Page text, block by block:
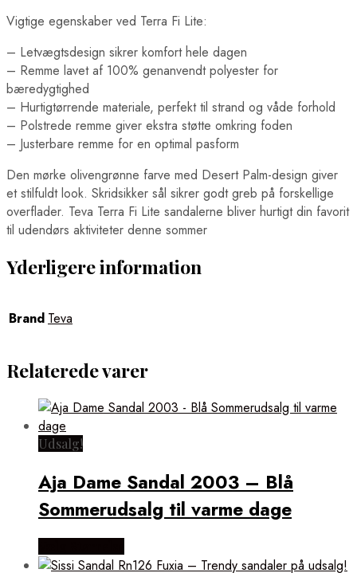
Vigtige egenskaber ved Terra Fi Lite:
– Letvægtsdesign sikrer komfort hele dagen
– Remme lavet af 100% genanvendt polyester for
bæredygtighed
– Hurtigtørrende materiale, perfekt til strand og våde forhold
– Polstrede remme giver ekstra støtte omkring foden
– Justerbare remme for en optimal pasform
Den mørke olivengrønne farve med Desert Palm-design giver
et stilfuldt look. Skridsikker sål sikrer godt greb på forskellige
overflader. Teva Terra Fi Lite sandalerne bliver hurtigt din favorit
til udendørs aktiviteter denne sommer
Yderligere information
Brand Teva
Relaterede varer
Udsalg!
Aja Dame Sandal 2003 – Blå
Sommerudsalg til varme dage